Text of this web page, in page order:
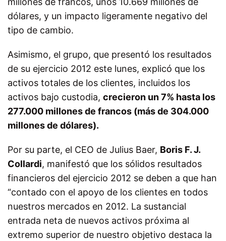
dólares, y un impacto ligeramente negativo del
tipo de cambio.
Asimismo, el grupo, que presentó los resultados
de su ejercicio 2012 este lunes, explicó que los
activos totales de los clientes, incluidos los
activos bajo custodia, crecieron un 7% hasta los
277.000 millones de francos (más de 304.000
millones de dólares).
Por su parte, el CEO de Julius Baer, Boris F. J.
Collardi, manifestó que los sólidos resultados
financieros del ejercicio 2012 se deben a que han
“contado con el apoyo de los clientes en todos
nuestros mercados en 2012. La sustancial
entrada neta de nuevos activos próxima al
extremo superior de nuestro objetivo destaca la